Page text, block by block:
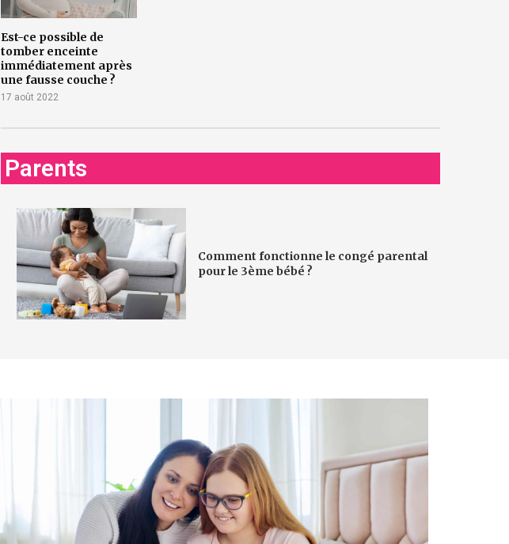
Est-ce possible de
tomber enceinte
immédiatement après
une fausse couche ?
17 août 2022
Parents
Comment fonctionne le congé parental
pour le 3ème bébé ?